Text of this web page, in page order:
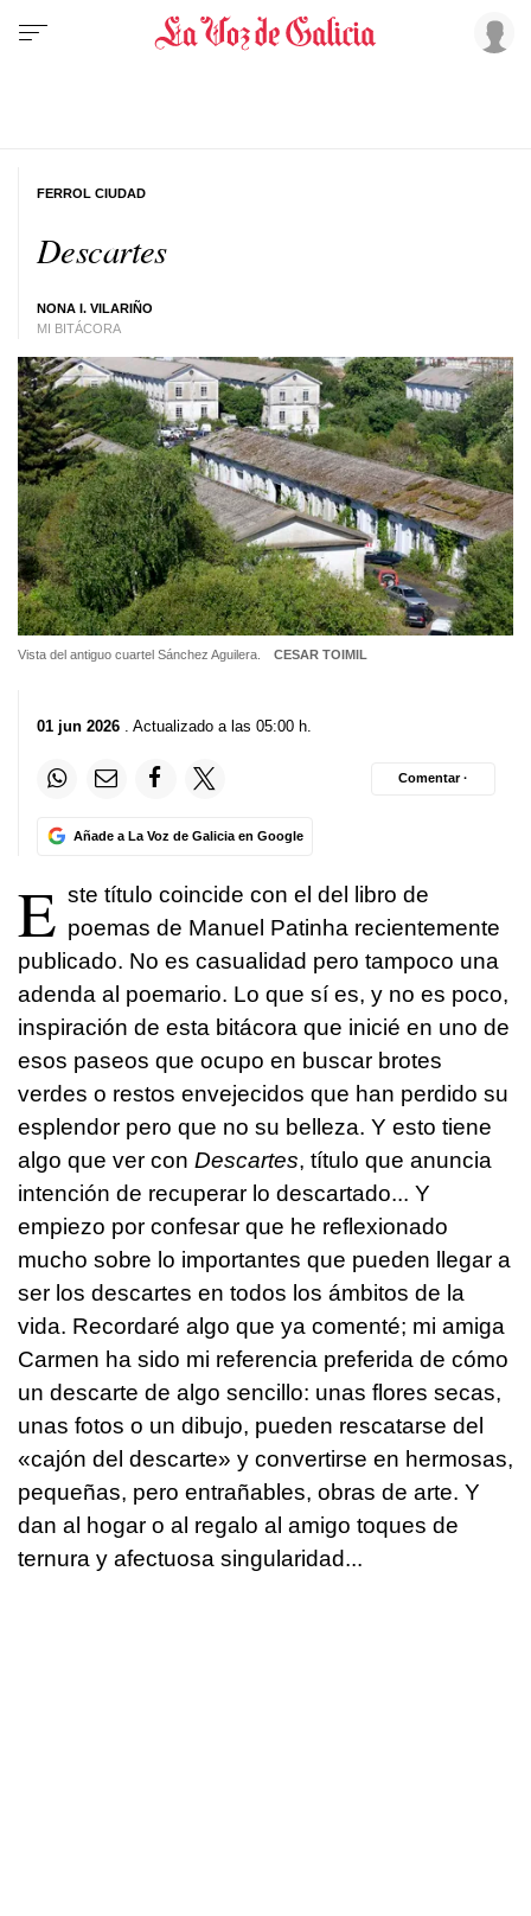
Descartes
NONA I. VILARIÑO
MI BITÁCORA
FERROL CIUDAD
Vista del antiguo cuartel Sánchez Aguilera. CESAR TOIMIL
01 jun 2026 . Actualizado a las 05:00 h.
Añade a La Voz de Galicia en Google
Comentar ·
E ste título coincide con el del libro de
poemas de Manuel Patinha recientemente
publicado. No es casualidad pero tampoco una
adenda al poemario. Lo que sí es, y no es poco,
inspiración de esta bitácora que inicié en uno de
esos paseos que ocupo en buscar brotes
verdes o restos envejecidos que han perdido su
esplendor pero que no su belleza. Y esto tiene
algo que ver con Descartes, título que anuncia
intención de recuperar lo descartado... Y
empiezo por confesar que he reflexionado
mucho sobre lo importantes que pueden llegar a
ser los descartes en todos los ámbitos de la
vida. Recordaré algo que ya comenté; mi amiga
Carmen ha sido mi referencia preferida de cómo
un descarte de algo sencillo: unas flores secas,
unas fotos o un dibujo, pueden rescatarse del
«cajón del descarte» y convertirse en hermosas,
pequeñas, pero entrañables, obras de arte. Y
dan al hogar o al regalo al amigo toques de
ternura y afectuosa singularidad...